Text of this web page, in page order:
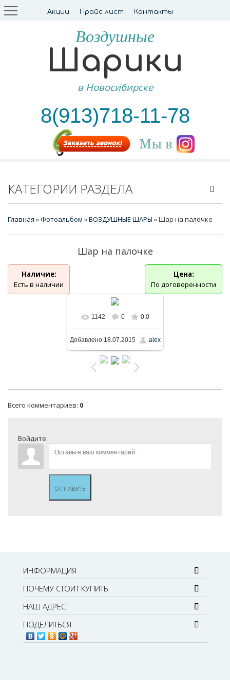
Акции Прайс лист Контакты
Воздушные
Шарики
в Новосибирске
8(913)718-11-78
КАТЕГОРИИ РАЗДЕЛА
Главная »Фотоальбом »ВОЗДУШНЫЕ ШАРЫ » Шар на палочке
Шар на палочке
Наличие:
Есть в наличии
Цена:
По договоренности
В реальном размере
600x600/ 34.5Kb
1142 0 0.0
Добавлено18.07.2015 alex
Всего комментариев: 0
Войдите:
ОТПРАВИТЬ
ИНФОРМАЦИЯ
ПОЧЕМУ СТОИТ КУПИТЬ
НАШ АДРЕС
ПОДЕЛИТЬСЯ